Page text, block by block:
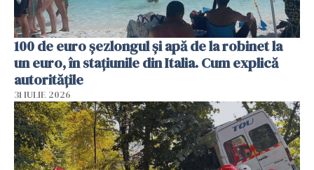
100 de euro șezlongul și apă de la robinet la
un euro, în stațiunile din Italia. Cum explică
autoritățile
31 IULIE 2026